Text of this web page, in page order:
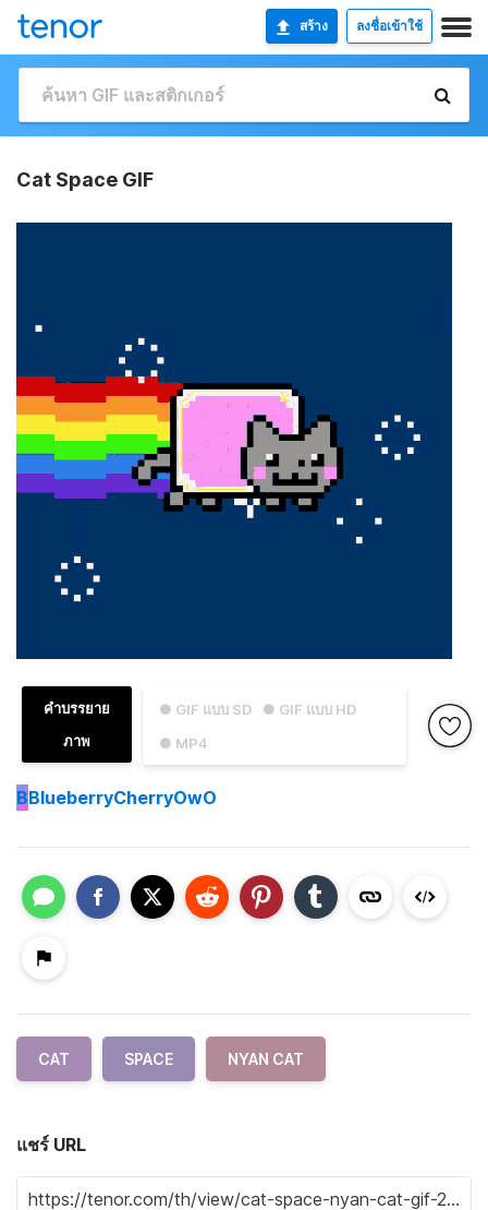
สร้าง ลงชื่อเข้าใช้
Cat Space GIF
● GIF แบบ SD
● GIF แบบ HD
● MP4
คำบรรยาย
ภาพ
BBlueberryCherryOwO
CAT SPACE NYAN CAT
แชร์ URL